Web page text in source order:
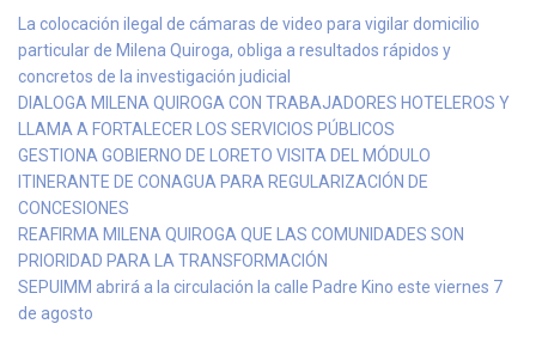
La colocación ilegal de cámaras de video para vigilar domicilio
particular de Milena Quiroga, obliga a resultados rápidos y
concretos de la investigación judicial
DIALOGA MILENA QUIROGA CON TRABAJADORES HOTELEROS Y
LLAMA A FORTALECER LOS SERVICIOS PÚBLICOS
GESTIONA GOBIERNO DE LORETO VISITA DEL MÓDULO
ITINERANTE DE CONAGUA PARA REGULARIZACIÓN DE
CONCESIONES
REAFIRMA MILENA QUIROGA QUE LAS COMUNIDADES SON
PRIORIDAD PARA LA TRANSFORMACIÓN
SEPUIMM abrirá a la circulación la calle Padre Kino este viernes 7
de agosto